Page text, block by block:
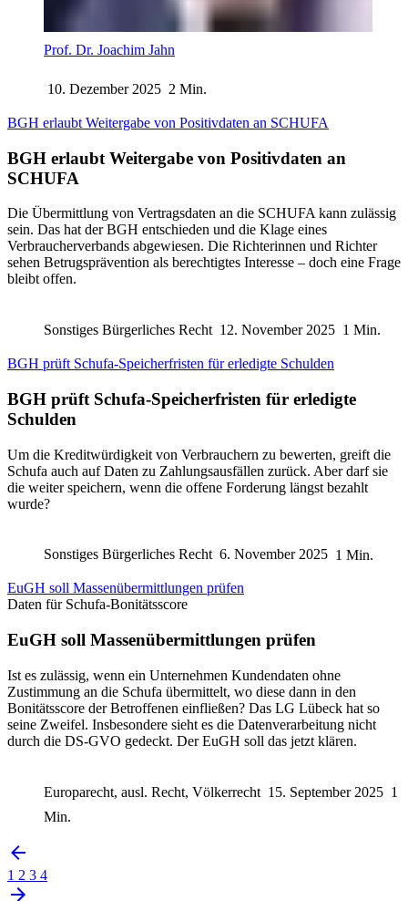
Prof. Dr. Joachim Jahn
10. Dezember 2025 2 Min.
BGH erlaubt Weitergabe von Positivdaten an SCHUFA
BGH erlaubt Weitergabe von Positivdaten an
SCHUFA
Die Übermittlung von Vertragsdaten an die SCHUFA kann zulässig
sein. Das hat der BGH entschieden und die Klage eines
Verbraucherverbands abgewiesen. Die Richterinnen und Richter
sehen Betrugsprävention als berechtigtes Interesse – doch eine Frage
bleibt offen.
Sonstiges Bürgerliches Recht 12. November 2025 1 Min.
BGH prüft Schufa-Speicherfristen für erledigte Schulden
BGH prüft Schufa-Speicherfristen für erledigte
Schulden
Um die Kreditwürdigkeit von Verbrauchern zu bewerten, greift die
Schufa auch auf Daten zu Zahlungsausfällen zurück. Aber darf sie
die weiter speichern, wenn die offene Forderung längst bezahlt
wurde?
Sonstiges Bürgerliches Recht 6. November 2025 1 Min.
EuGH soll Massenübermittlungen prüfen
Daten für Schufa-Bonitätsscore
EuGH soll Massenübermittlungen prüfen
Ist es zulässig, wenn ein Unternehmen Kundendaten ohne
Zustimmung an die Schufa übermittelt, wo diese dann in den
Bonitätsscore der Betroffenen einfließen? Das LG Lübeck hat so
seine Zweifel. Insbesondere sieht es die Datenverarbeitung nicht
durch die DS-GVO gedeckt. Der EuGH soll das jetzt klären.
Europarecht, ausl. Recht, Völkerrecht 15. September 2025 1
Min.
1 2 3 4